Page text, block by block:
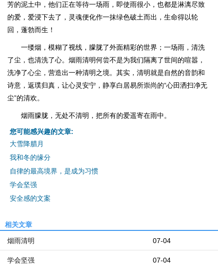
芳的泥土中，他们正在等待一场雨，即使雨很小，也都是淋漓尽致
的爱，爱浸下去了，灵魂便化作一抹绿色破土而出，生命得以轮
回，蓬勃而生！
一缕烟，模糊了视线，朦胧了外面精彩的世界；一场雨，清洗
了尘，也清洗了心。烟雨清明何尝不是为我们隔离了世间的喧嚣，
洗净了心尘，营造出一种清明之境。其实，清明就是自然的音韵和
诗意，返璞归真，让心灵安宁，静享白居易所崇尚的“心田洒扫净无
尘”的清欢。
烟雨朦胧，无处不清明，把所有的爱遥寄在雨中。
您可能感兴趣的文章:
大雪降腊月
我和冬的缘分
自律的最高境界，是成为习惯
学会坚强
安全感的文案
相关文章
07-04
烟雨清明
07-04
学会坚强